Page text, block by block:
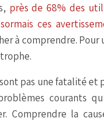
près de 68% des
ces
à comprendre.
pas une fatalité et
courants
Comprendre la